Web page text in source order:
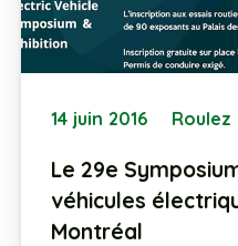
14 juin 2016 Roulez
Le 29e
véhicules
Montréal